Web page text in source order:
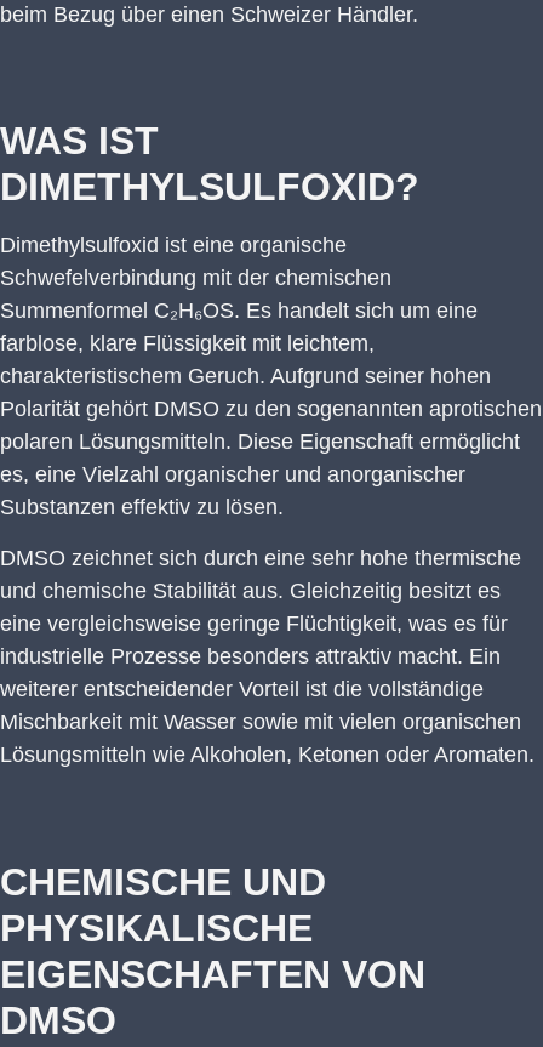
beim Bezug über einen Schweizer Händler.
WAS IST
DIMETHYLSULFOXID?
Dimethylsulfoxid ist eine organische
Schwefelverbindung mit der chemischen
Summenformel C₂H₆OS. Es handelt sich um eine
farblose, klare Flüssigkeit mit leichtem,
charakteristischem Geruch. Aufgrund seiner hohen
Polarität gehört DMSO zu den sogenannten aprotischen
polaren Lösungsmitteln. Diese Eigenschaft ermöglicht
es, eine Vielzahl organischer und anorganischer
Substanzen effektiv zu lösen.
DMSO zeichnet sich durch eine sehr hohe thermische
und chemische Stabilität aus. Gleichzeitig besitzt es
eine vergleichsweise geringe Flüchtigkeit, was es für
industrielle Prozesse besonders attraktiv macht. Ein
weiterer entscheidender Vorteil ist die vollständige
Mischbarkeit mit Wasser sowie mit vielen organischen
Lösungsmitteln wie Alkoholen, Ketonen oder Aromaten.
CHEMISCHE UND
PHYSIKALISCHE
EIGENSCHAFTEN VON
DMSO